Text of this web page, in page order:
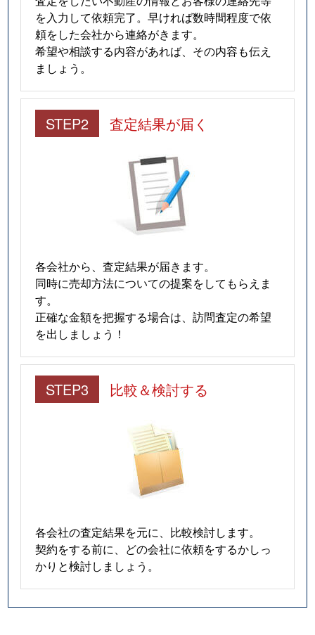
を入力して依頼完了。早ければ数時間程度で依
頼をした会社から連絡がきます。
希望や相談する内容があれば、その内容も伝え
ましょう。
STEP2 査定結果が届く
各会社から、査定結果が届きます。
同時に売却方法についての提案をしてもらえま
す。
正確な金額を把握する場合は、訪問査定の希望
を出しましょう！
STEP3 比較＆検討する
各会社の査定結果を元に、比較検討します。
契約をする前に、どの会社に依頼をするかしっ
かりと検討しましょう。